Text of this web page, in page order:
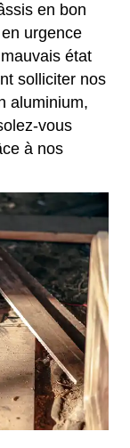
en bon
urgence
état
solliciter nos
aluminium,
vous
à nos